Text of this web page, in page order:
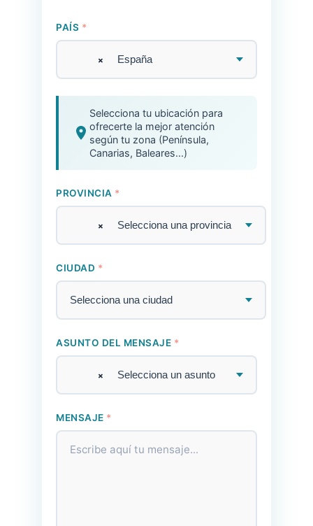
PAÍS *
× España
Selecciona tu ubicación para
ofrecerte la mejor atención
según tu zona (Península,
Canarias, Baleares...)
PROVINCIA *
× Selecciona una provincia
CIUDAD *
Selecciona una ciudad
ASUNTO DEL MENSAJE *
× Selecciona un asunto
MENSAJE *